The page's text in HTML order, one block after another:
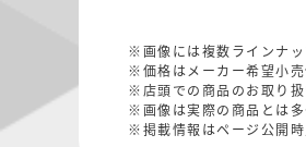
※画像には複数ラインナッ
※価格はメーカー希望小売
※店頭での商品のお取り扱
※画像は実際の商品とは多
※掲載情報はページ公開時